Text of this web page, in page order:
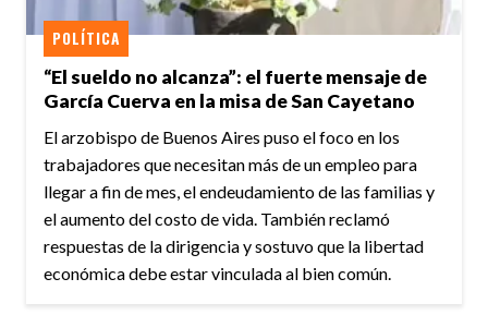
“El sueldo no alcanza”: el fuerte mensaje de
García Cuerva en la misa de San Cayetano
POLÍTICA
El arzobispo de Buenos Aires puso el foco en los
trabajadores que necesitan más de un empleo para
llegar a fin de mes, el endeudamiento de las familias y
el aumento del costo de vida. También reclamó
respuestas de la dirigencia y sostuvo que la libertad
económica debe estar vinculada al bien común.